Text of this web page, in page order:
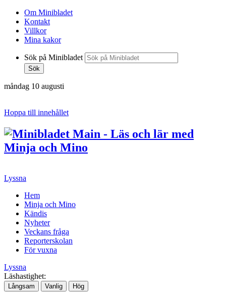
Om Minibladet
Kontakt
Villkor
Mina kakor
Sök på Minibladet
Sök
måndag 10 augusti
Hoppa till innehållet
Lyssna
Hem
Minja och Mino
Kändis
Nyheter
Veckans fråga
Reporterskolan
För vuxna
Lyssna
Läshastighet:
Långsam Vanlig Hög